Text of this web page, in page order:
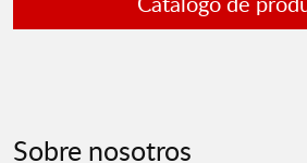
Sobre nosotros